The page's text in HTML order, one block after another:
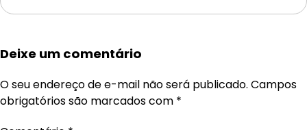
Deixe um comentário
O seu endereço de e-mail não será publicado. Campos
obrigatórios são marcados com *